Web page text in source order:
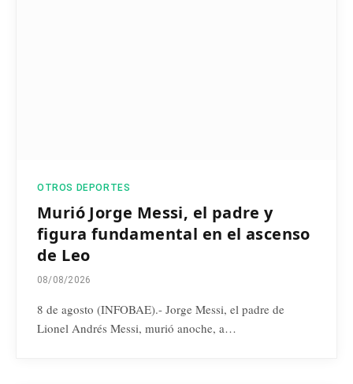
OTROS DEPORTES
Murió Jorge Messi, el padre y
figura fundamental en el ascenso
de Leo
08/08/2026
8 de agosto (INFOBAE).- Jorge Messi, el padre de
Lionel Andrés Messi, murió anoche, a…